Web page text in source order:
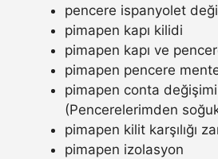
pencere ispanyolet
pimapen kapı kilidi
pimapen kapı ve
pimapen pencere
pimapen conta değişimi
(Pencerelerimden
pimapen kilit karşılığı
pimapen izolasyon